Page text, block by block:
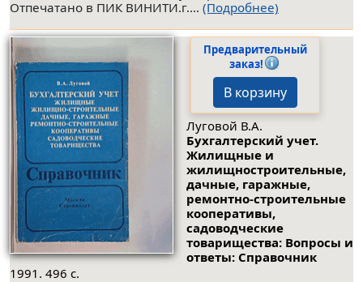
Отпечатано в ПИК ВИНИТИ.г.... (Подробнее)
Предварительный
заказ!
В корзину
Луговой В.А.
Бухгалтерский учет.
Жилищные и
жилищностроительные,
дачные, гаражные,
ремонтно-строительные
кооперативы,
садоводческие
товарищества: Вопросы и
ответы: Справочник
1991. 496 с.